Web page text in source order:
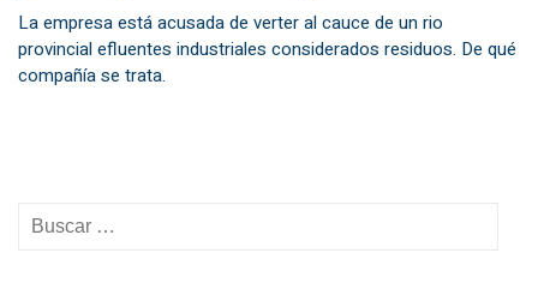
La empresa está acusada de verter al cauce de un rio
provincial efluentes industriales considerados residuos. De qué
compañía se trata.